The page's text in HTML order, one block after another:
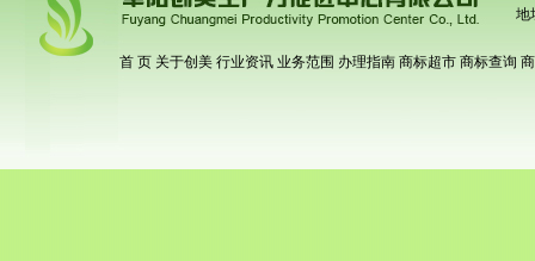
地
首 页 关于创美 行业资讯 业务范围 办理指南 商标超市 商标查询